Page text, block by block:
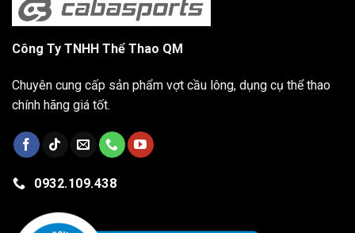
Công Ty TNHH Thể Thao QM
Chuyên cung cấp sản phẩm vợt cầu lông, dụng cụ thể thao
chính hãng giá tốt.
0932.109.438